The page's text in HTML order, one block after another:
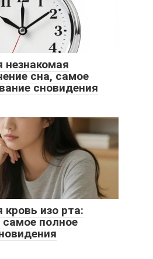
незнакомая
сна, самое
сновидения
кровь изо рта:
самое полное